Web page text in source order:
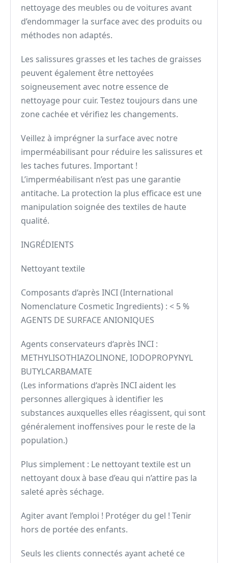
nettoyage des meubles ou de voitures avant
d’endommager la surface avec des produits ou
méthodes non adaptés.
Les salissures grasses et les taches de graisses
peuvent également être nettoyées
soigneusement avec notre essence de
nettoyage pour cuir. Testez toujours dans une
zone cachée et vérifiez les changements.
Veillez à imprégner la surface avec notre
imperméabilisant pour réduire les salissures et
les taches futures. Important !
L’imperméabilisant n’est pas une garantie
antitache. La protection la plus efficace est une
manipulation soignée des textiles de haute
qualité.
INGRÉDIENTS
Nettoyant textile
Composants d‘après INCI (International
Nomenclature Cosmetic Ingredients) : < 5 %
AGENTS DE SURFACE ANIONIQUES
Agents conservateurs d‘après INCI :
METHYLISOTHIAZOLINONE, IODOPROPYNYL
BUTYLCARBAMATE
(Les informations d‘après INCI aident les
personnes allergiques à identifier les
substances auxquelles elles réagissent, qui sont
généralement inoffensives pour le reste de la
population.)
Plus simplement : Le nettoyant textile est un
nettoyant doux à base d’eau qui n’attire pas la
saleté après séchage.
Agiter avant l’emploi ! Protéger du gel ! Tenir
hors de portée des enfants.
Seuls les clients connectés ayant acheté ce